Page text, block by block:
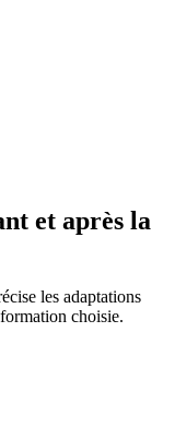
et après la
les adaptations
choisie.